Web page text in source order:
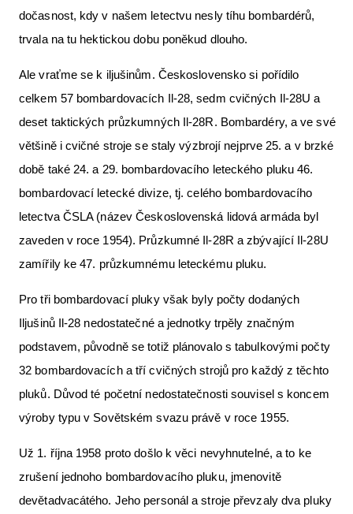
dočasnost, kdy v našem letectvu nesly tíhu bombardérů,
trvala na tu hektickou dobu poněkud dlouho.
Ale vraťme se k iljušinům. Československo si pořídilo
celkem 57 bombardovacích Il-28, sedm cvičných Il-28U a
deset taktických průzkumných Il-28R. Bombardéry, a ve své
většině i cvičné stroje se staly výzbrojí nejprve 25. a v brzké
době také 24. a 29. bombardovacího leteckého pluku 46.
bombardovací letecké divize, tj. celého bombardovacího
letectva ČSLA (název Československá lidová armáda byl
zaveden v roce 1954). Průzkumné Il-28R a zbývající Il-28U
zamířily ke 47. průzkumnému leteckému pluku.
Pro tři bombardovací pluky však byly počty dodaných
Iljušinů Il-28 nedostatečné a jednotky trpěly značným
podstavem, původně se totiž plánovalo s tabulkovými počty
32 bombardovacích a tří cvičných strojů pro každý z těchto
pluků. Důvod té početní nedostatečnosti souvisel s koncem
výroby typu v Sovětském svazu právě v roce 1955.
Už 1. října 1958 proto došlo k věci nevyhnutelné, a to ke
zrušení jednoho bombardovacího pluku, jmenovitě
devětadvacátého. Jeho personál a stroje převzaly dva pluky